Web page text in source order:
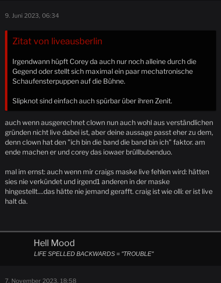
9. Juni 2023, 06:34
Zitat von liveausberlin
Irgendwann hüpft Corey da auch nur noch alleine durch die
Gegend oder stellt sich maximal ein paar mechatronische
Schaufensterpuppen auf die Bühne.
Slipknot sind einfach auch spürbar über ihren Zenit.
auch wenn ausgerechnet clown nun auch wohl aus verständlichen
gründen nicht live dabei ist, aber deine aussage passt eher zu dem,
denn clown hat den "ich bin die band die band bin ich" faktor. am
ende machen er und corey das iowaer brüllbubenduo.
mal im ernst: auch wenn mir craigs maske live fehlen wird: hätten
sies nie verkündet und irgend1 anderen in der maske
hingestellt....das hätte nie jemand gerafft. craig ist wie olli: er ist live
halt da.
Hell Mood
LIFE SPELLED BACKWARDS = "TROUBLE"
7. November 2023, 18:58